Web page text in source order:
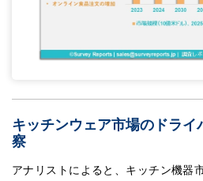
キッチンウェア市場のドライ
察
アナリストによると、キッチン機器